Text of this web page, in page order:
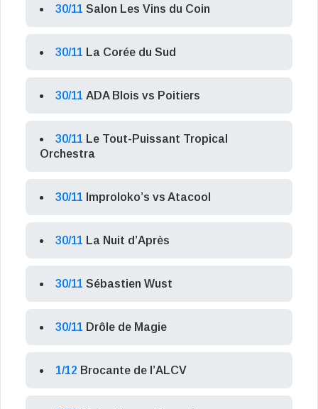
30/11 Salon Les Vins du Coin
30/11 La Corée du Sud
30/11 ADA Blois vs Poitiers
30/11 Le Tout-Puissant Tropical
Orchestra
30/11 Improloko’s vs Atacool
30/11 La Nuit d’Après
30/11 Sébastien Wust
30/11 Drôle de Magie
1/12 Brocante de l’ALCV